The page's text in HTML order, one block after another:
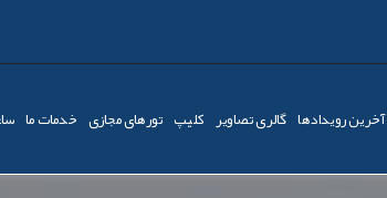
آخرین رویدادها گالری تصاویر کليپ تورهای مجازی خدمات ما